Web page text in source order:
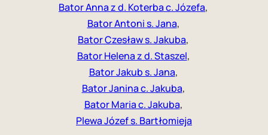
Bator Anna z d. Koterba c. Józefa,
Bator Antoni s. Jana,
Bator Czesław s. Jakuba,
Bator Helena z d. Staszel,
Bator Jakub s. Jana,
Bator Janina c. Jakuba,
Bator Maria c. Jakuba,
Plewa Józef s. Bartłomieja